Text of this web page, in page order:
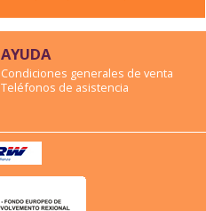
AYUDA
Condiciones generales de venta
Teléfonos de asistencia